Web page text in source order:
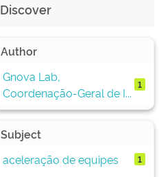
Discover
Author
Gnova Lab,
Coordenação-Geral de I...
1
Subject
aceleração de equipes
1